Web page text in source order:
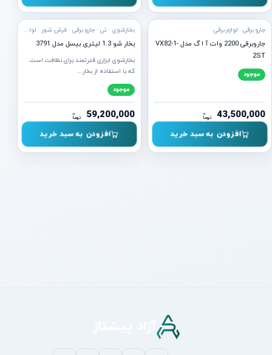
ارسال
جارو برقی · لوازم برقی
جاروبرقی 2200 وات آ ا گ مدل VX82-1-
2ST
موجود
43,500,000 توما
ن
افزودن به سبد خرید
آماده ارسال
بخارشوی · تی · جارو برقی · فرش شور · لوازم برقی · لوازم نظافت
بخار شو 1.3 لیتری بیسل مدل 3791
بخارشوی ابزاری قدرتمند برای نظافت است
که با استفاده از بخار…
موجود
59,200,000 توما
ن
افزودن به سبد خرید